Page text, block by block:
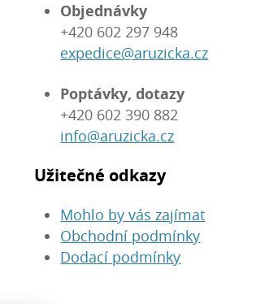
Objednávky
+420 602 297 948
expedice@aruzicka.cz
Poptávky, dotazy
+420 602 390 882
info@aruzicka.cz
Užitečné odkazy
Mohlo by vás zajímat
Obchodní podmínky
Dodací podmínky